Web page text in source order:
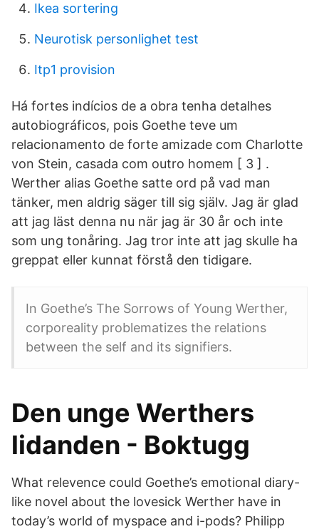
Ikea sortering
Neurotisk personlighet test
Itp1 provision
Há fortes indícios de a obra tenha detalhes
autobiográficos, pois Goethe teve um
relacionamento de forte amizade com Charlotte
von Stein, casada com outro homem [ 3 ] .
Werther alias Goethe satte ord på vad man
tänker, men aldrig säger till sig själv. Jag är glad
att jag läst denna nu när jag är 30 år och inte
som ung tonåring. Jag tror inte att jag skulle ha
greppat eller kunnat förstå den tidigare.
In Goethe’s The Sorrows of Young Werther,
corporeality problematizes the relations
between the self and its signifiers.
Den unge Werthers
lidanden - Boktugg
What relevence could Goethe’s emotional diary-
like novel about the lovesick Werther have in
today’s world of myspace and i-pods? Philipp